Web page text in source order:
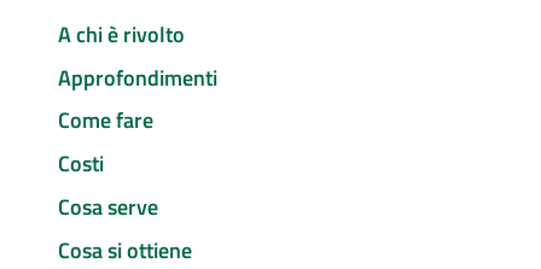
A chi è rivolto
Approfondimenti
Come fare
Costi
Cosa serve
Cosa si ottiene